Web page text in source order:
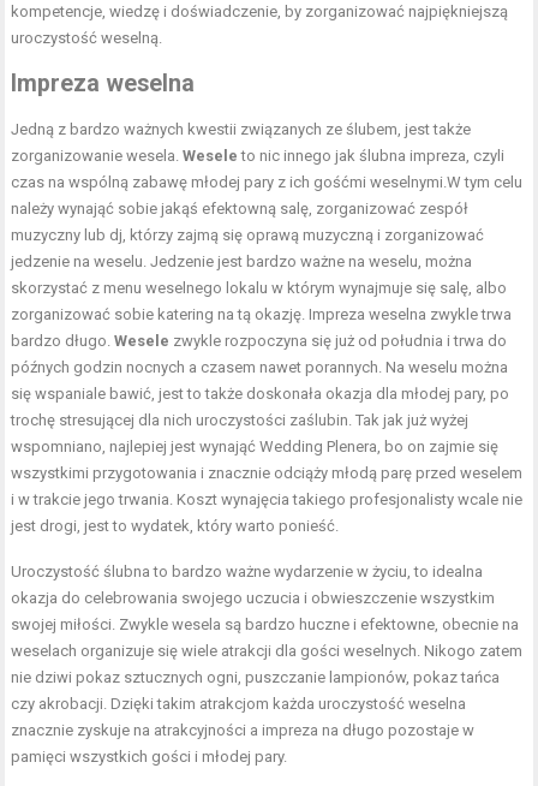
kompetencje, wiedzę i doświadczenie, by zorganizować najpiękniejszą
uroczystość weselną.
Impreza weselna
Jedną z bardzo ważnych kwestii związanych ze ślubem, jest także
zorganizowanie wesela.Wesele to nic innego jak ślubna impreza, czyli
czas na wspólną zabawę młodej pary z ich gośćmi weselnymi.W tym celu
należy wynająć sobie jakąś efektowną salę, zorganizować zespół
muzyczny lub dj, którzy zajmą się oprawą muzyczną i zorganizować
jedzenie na weselu. Jedzenie jest bardzo ważne na weselu, można
skorzystać z menu weselnego lokalu w którym wynajmuje się salę, albo
zorganizować sobie katering na tą okazję. Impreza weselna zwykle trwa
bardzo długo.Wesele zwykle rozpoczyna się już od południa i trwa do
późnych godzin nocnych a czasem nawet porannych. Na weselu można
się wspaniale bawić, jest to także doskonała okazja dla młodej pary, po
trochę stresującej dla nich uroczystości zaślubin. Tak jak już wyżej
wspomniano, najlepiej jest wynająć Wedding Plenera, bo on zajmie się
wszystkimi przygotowania i znacznie odciąży młodą parę przed weselem
i w trakcie jego trwania. Koszt wynajęcia takiego profesjonalisty wcale nie
jest drogi, jest to wydatek, który warto ponieść.
Uroczystość ślubna to bardzo ważne wydarzenie w życiu, to idealna
okazja do celebrowania swojego uczucia i obwieszczenie wszystkim
swojej miłości. Zwykle wesela są bardzo huczne i efektowne, obecnie na
weselach organizuje się wiele atrakcji dla gości weselnych. Nikogo zatem
nie dziwi pokaz sztucznych ogni, puszczanie lampionów, pokaz tańca
czy akrobacji. Dzięki takim atrakcjom każda uroczystość weselna
znacznie zyskuje na atrakcyjności a impreza na długo pozostaje w
pamięci wszystkich gości i młodej pary.